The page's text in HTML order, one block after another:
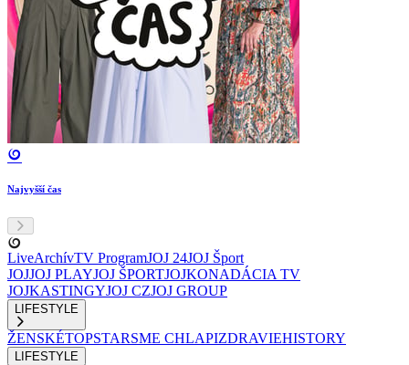
Najvyšší čas
LiveArchívTV ProgramJOJ 24JOJ Šport
JOJJOJ PLAYJOJ ŠPORTJOJKONADÁCIA TV
JOJKASTINGYJOJ CZJOJ GROUP
LIFESTYLE
ŽENSKÉTOPSTARSME CHLAPIZDRAVIEHISTORY
LIFESTYLE